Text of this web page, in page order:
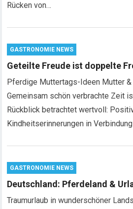
Rücken von…
GASTRONOMIE NEWS
Geteilte Freude ist doppelte
Pferdige Muttertags-Ideen Mutter &
Gemeinsam schön verbrachte Zeit
Rückblick betrachtet wertvoll:
Kindheitserinnerungen in
GASTRONOMIE NEWS
Deutschland: Pferdeland &
Traumurlaub in wunderschöner